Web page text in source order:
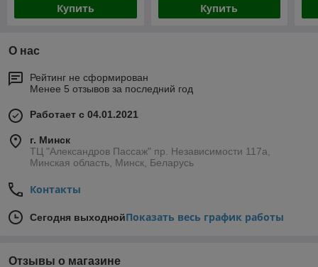
Купить Купить
О нас
Рейтинг не сформирован
Менее 5 отзывов за последний год
Работает с 04.01.2021
г. Минск
ТЦ "Александров Пассаж" пр. Независимости 117а,
Минская область, Минск, Беларусь
Контакты
Сегодня выходнойПоказать весь график работы
Отзывы о магазине